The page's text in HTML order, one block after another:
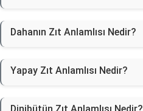
Dahanın Zıt Anlamlısı Nedir?
Yapay Zıt Anlamlısı Nedir?